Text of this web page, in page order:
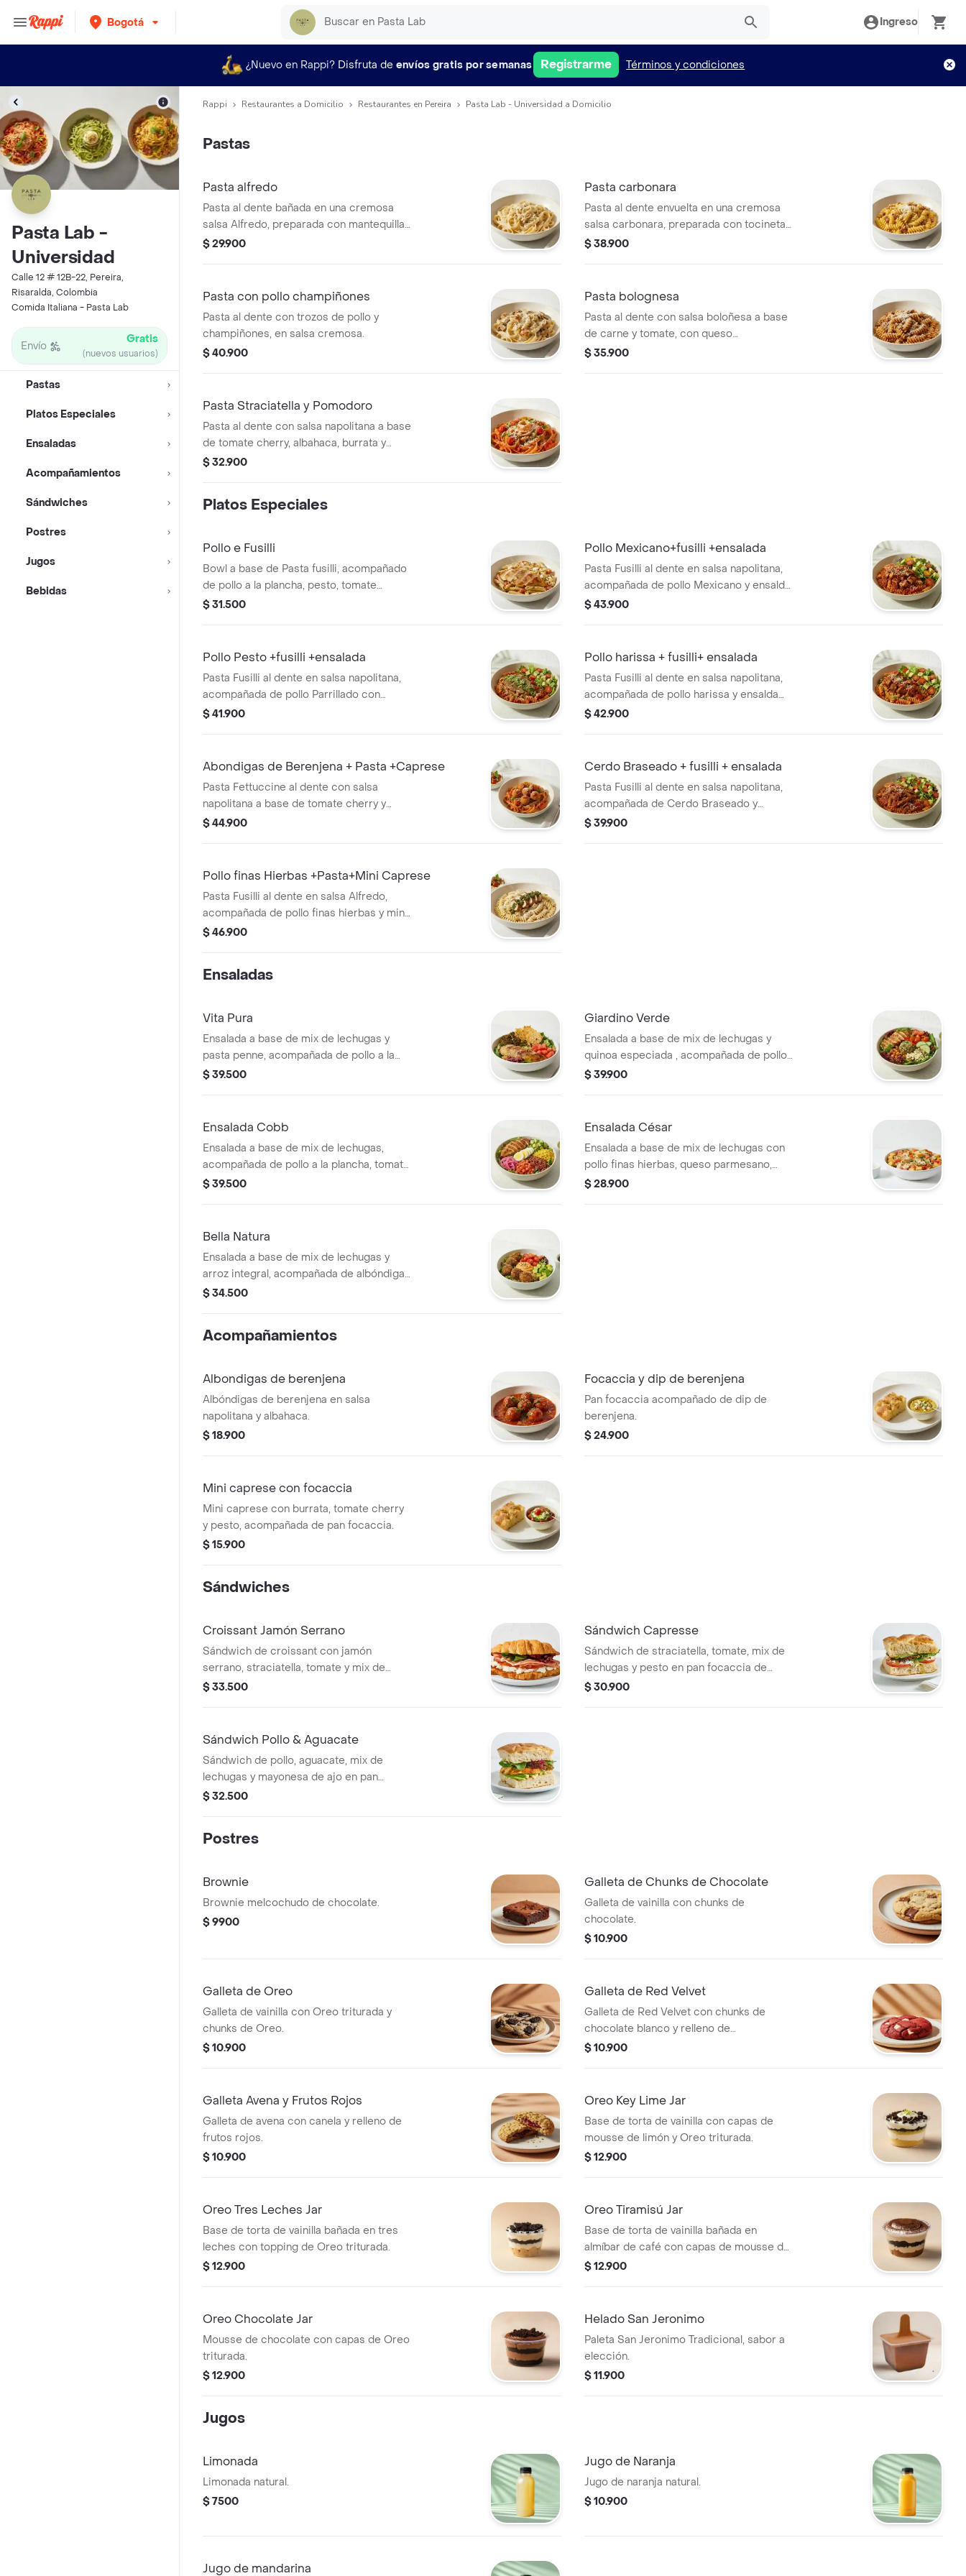
Bogotá Ingreso
¿Nuevo en Rappi? Disfruta de envíos gratis por semanas Registrarme Términos y condiciones
Pasta Lab -
Universidad
Calle 12 # 12B-22, Pereira,
Risaralda, Colombia
Comida Italiana - Pasta Lab
Envío Gratis
(nuevos usuarios)
Pastas
Platos Especiales
Ensaladas
Acompañamientos
Sándwiches
Postres
Jugos
Bebidas
Rappi Restaurantes a Domicilio Restaurantes en Pereira Pasta Lab - Universidad a Domicilio
Pastas
Pasta alfredo
Pasta al dente bañada en una cremosa
salsa Alfredo, preparada con mantequilla
y queso parmesano.
$ 29.900
Pasta carbonara
Pasta al dente envuelta en una cremosa
salsa carbonara, preparada con tocineta
dorada y queso parmesano.
$ 38.900
Pasta con pollo champiñones
Pasta al dente con trozos de pollo y
champiñones, en salsa cremosa.
$ 40.900
Pasta bolognesa
Pasta al dente con salsa boloñesa a base
de carne y tomate, con queso
parmesano.
$ 35.900
Pasta Straciatella y Pomodoro
Pasta al dente con salsa napolitana a base
de tomate cherry, albahaca, burrata y
queso parmesano.
$ 32.900
Platos Especiales
Pollo e Fusilli
Bowl a base de Pasta fusilli, acompañado
de pollo a la plancha, pesto, tomate
chonto y queso feta.
$ 31.500
⁠Pollo Mexicano+fusilli +ensalada
Pasta Fusilli al dente en salsa napolitana,
acompañada de pollo Mexicano y ensalda
con lechuga, tomate chrrerry y aguacate.
$ 43.900
Pollo Pesto +fusilli +ensalada
Pasta Fusilli al dente en salsa napolitana,
acompañada de pollo Parrillado con
Pesto y ensalda con lechuga, tomate
$ 41.900
Pollo harissa + fusilli+ ensalada
Pasta Fusilli al dente en salsa napolitana,
acompañada de pollo harissa y ensalda
con lechuga, tomate cherry y aguacate.
$ 42.900
Abondigas de Berenjena + Pasta +Caprese
Pasta Fettuccine al dente con salsa
napolitana a base de tomate cherry y
albahaca, acompañada de albóndigas de
$ 44.900
Cerdo Braseado + fusilli + ensalada
Pasta Fusilli al dente en salsa napolitana,
acompañada de Cerdo Braseado y
ensalda con lechuga, tomate cherry y
$ 39.900
Pollo finas Hierbas +Pasta+Mini Caprese
Pasta Fusilli al dente en salsa Alfredo,
acompañada de pollo finas hierbas y mini
caprese con burrata, tomate cherry y
$ 46.900
Ensaladas
Vita Pura
Ensalada a base de mix de lechugas y
pasta penne, acompañada de pollo a la
plancha, brócoli rostizado, tomate chonto
$ 39.500
Giardino Verde
Ensalada a base de mix de lechugas y
quinoa especiada , acompañada de pollo
a la plancha, tomate cherry, queso feta,
Mediterránea.
$ 39.900
Ensalada Cobb
Ensalada a base de mix de lechugas,
acompañada de pollo a la plancha, tomate
chonto, huevo duro, tocineta, aguacate,
vinagreta Mediterránea.
$ 39.500
Ensalada César
Ensalada a base de mix de lechugas con
pollo finas hierbas, queso parmesano,
tomate, crutones y vinagreta a elección.
$ 28.900
Bella Natura
Ensalada a base de mix de lechugas y
arroz integral, acompañada de albóndigas
de berenjena (5 unds), tomate cherry,
$ 34.500
Acompañamientos
Albondigas de berenjena
Albóndigas de berenjena en salsa
napolitana y albahaca.
$ 18.900
Focaccia y dip de berenjena
Pan focaccia acompañado de dip de
berenjena.
$ 24.900
Mini caprese con focaccia
Mini caprese con burrata, tomate cherry
y pesto, acompañada de pan focaccia.
$ 15.900
Sándwiches
Croissant Jamón Serrano
Sándwich de croissant con jamón
serrano, straciatella, tomate y mix de
lechugas.
$ 33.500
Sándwich Capresse
Sándwich de straciatella, tomate, mix de
lechugas y pesto en pan focaccia de
masa madre.
$ 30.900
Sándwich Pollo & Aguacate
Sándwich de pollo, aguacate, mix de
lechugas y mayonesa de ajo en pan
focaccia de masa madre.
$ 32.500
Postres
Brownie
Brownie melcochudo de chocolate.
$ 9900
Galleta de Chunks de Chocolate
Galleta de vainilla con chunks de
chocolate.
$ 10.900
Galleta de Oreo
Galleta de vainilla con Oreo triturada y
chunks de Oreo.
$ 10.900
Galleta de Red Velvet
Galleta de Red Velvet con chunks de
chocolate blanco y relleno de
Cheesecake.
$ 10.900
Galleta Avena y Frutos Rojos
Galleta de avena con canela y relleno de
frutos rojos.
$ 10.900
Oreo Key Lime Jar
Base de torta de vainilla con capas de
mousse de limón y Oreo triturada.
$ 12.900
Oreo Tres Leches Jar
Base de torta de vainilla bañada en tres
leches con topping de Oreo triturada.
$ 12.900
Oreo Tiramisú Jar
Base de torta de vainilla bañada en
almíbar de café con capas de mousse de
tiramisú y Oreo.
$ 12.900
Oreo Chocolate Jar
Mousse de chocolate con capas de Oreo
triturada.
$ 12.900
Helado San Jeronimo
Paleta San Jeronimo Tradicional, sabor a
elección.
$ 11.900
Jugos
Limonada
Limonada natural.
$ 7500
Jugo de Naranja
Jugo de naranja natural.
$ 10.900
Jugo de mandarina